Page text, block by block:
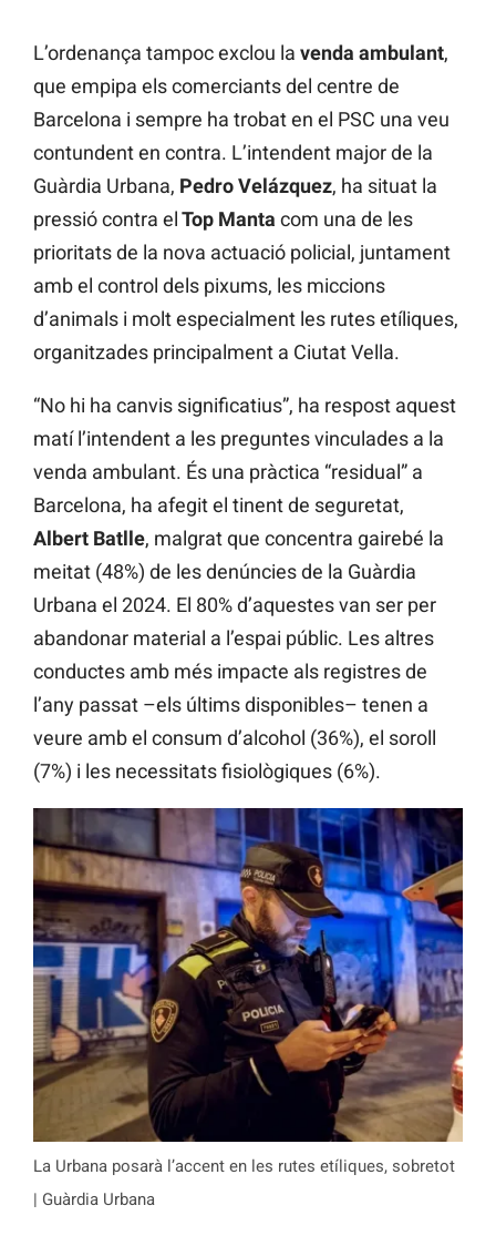
L’ordenança tampoc exclou la venda ambulant,
que empipa els comerciants del centre de
Barcelona i sempre ha trobat en el PSC una veu
contundent en contra. L’intendent major de la
Guàrdia Urbana, Pedro Velázquez, ha situat la
pressió contra elTop Manta com una de les
prioritats de la nova actuació policial, juntament
amb el control dels pixums, les miccions
d’animals i molt especialment les rutes etíliques,
organitzades principalment a Ciutat Vella.
“No hi ha canvis significatius”, ha respost aquest
matí l’intendent a les preguntes vinculades a la
venda ambulant. És una pràctica “residual” a
Barcelona, ha afegit el tinent de seguretat,
Albert Batlle, malgrat que concentra gairebé la
meitat (48%) de les denúncies de la Guàrdia
Urbana el 2024. El 80% d’aquestes van ser per
abandonar material a l’espai públic. Les altres
conductes amb més impacte als registres de
l’any passat –els últims disponibles– tenen a
veure amb el consum d’alcohol (36%), el soroll
(7%) i les necessitats fisiològiques (6%).
La Urbana posarà l’accent en les rutes etíliques, sobretot
| Guàrdia Urbana